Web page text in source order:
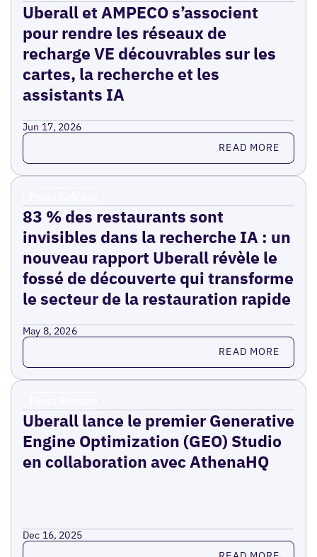
Uberall et AMPECO s’associent
pour rendre les réseaux de
recharge VE découvrables sur les
cartes, la recherche et les
assistants IA
Jun 17, 2026
Read more READ MORE
83 % des restaurants sont
invisibles dans la recherche IA : un
nouveau rapport Uberall révèle le
fossé de découverte qui transforme
le secteur de la restauration rapide
May 8, 2026
Read more READ MORE
Uberall lance le premier Generative
Engine Optimization (GEO) Studio
en collaboration avec AthenaHQ
Dec 16, 2025
Read more